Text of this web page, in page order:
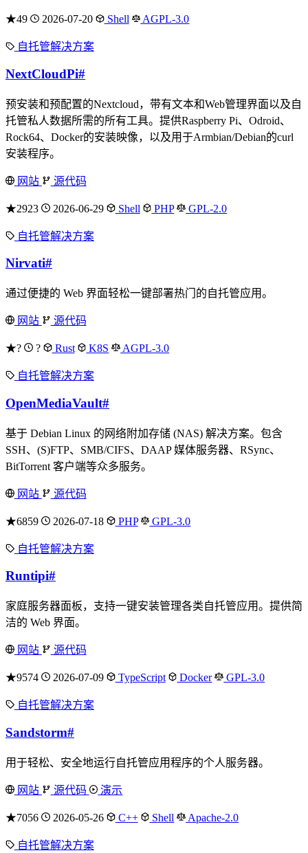
★49 2026-07-20 Shell AGPL-3.0
自托管解决方案
NextCloudPi#
预安装和预配置的Nextcloud，带有文本和Web管理界面以及自
托管私人数据所需的所有工具。提供Raspberry Pi、Odroid、
Rock64、Docker的安装映像，以及用于Armbian/Debian的curl
安装程序。
网站 源代码
★2923 2026-06-29 Shell PHP GPL-2.0
自托管解决方案
Nirvati#
通过便捷的 Web 界面轻松一键部署热门的自托管应用。
网站 源代码
★? ? Rust K8S AGPL-3.0
自托管解决方案
OpenMediaVault#
基于 Debian Linux 的网络附加存储 (NAS) 解决方案。包含
SSH、(S)FTP、SMB/CIFS、DAAP 媒体服务器、RSync、
BitTorrent 客户端等众多服务。
网站 源代码
★6859 2026-07-18 PHP GPL-3.0
自托管解决方案
Runtipi#
家庭服务器面板，支持一键安装管理各类自托管应用。提供简
洁的 Web 界面。
网站 源代码
★9574 2026-07-09 TypeScript Docker GPL-3.0
自托管解决方案
Sandstorm#
用于轻松、安全地运行自托管应用程序的个人服务器。
网站 源代码 演示
★7056 2026-05-26 C++ Shell Apache-2.0
自托管解决方案